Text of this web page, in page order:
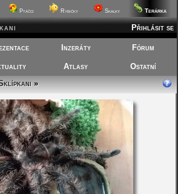
Ptáčci Rybičky Skalky Terárka
Přihlásit se
Inzeráty Fórum
Atlasy
Ostatní
»